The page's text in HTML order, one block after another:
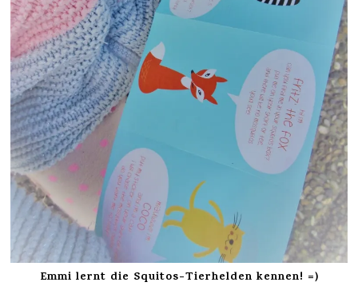
Emmi lernt die Squitos-Tierhelden kennen! =)